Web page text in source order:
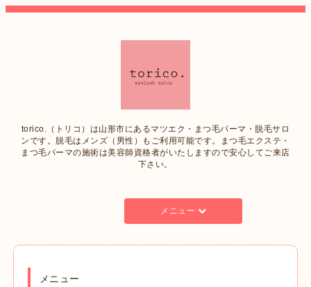
torico.（トリコ）は山形市にあるマツエク・まつ毛パーマ・脱毛サロ
ンです。脱毛はメンズ（男性）もご利用可能です。まつ毛エクステ・
まつ毛パーマの施術は美容師資格者がいたしますので安心してご来店
下さい。
メニュー
メニュー